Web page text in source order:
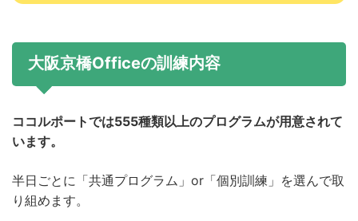
大阪京橋Officeの訓練内容
ココルポートでは555種類以上のプログラムが用意されて
います。
半日ごとに「共通プログラム」or「個別訓練」を選んで取
り組めます。